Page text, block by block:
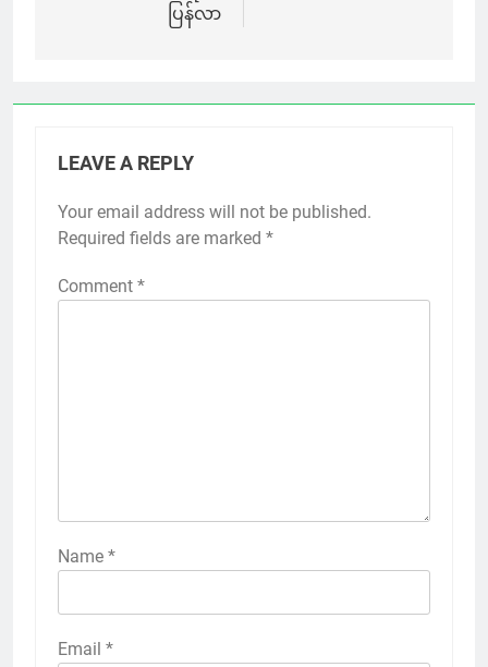
ပြန်လာ
LEAVE A REPLY
Your email address will not be published.
Required fields are marked *
Comment *
Name *
Email *